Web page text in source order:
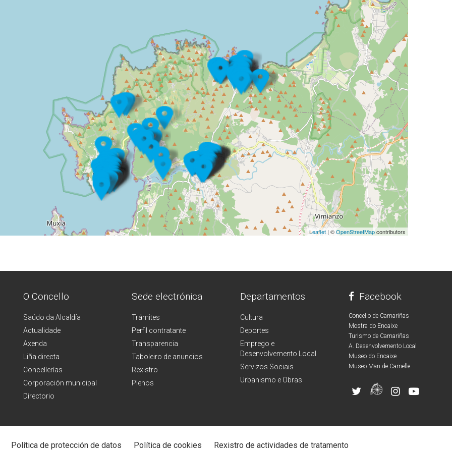
Leaflet | ©OpenStreetMapcontributors
O Concello
Saúdo da Alcaldía
Actualidade
Axenda
Liña directa
Concellerías
Corporación municipal
Directorio
Sede electrónica
Trámites
Perfil contratante
Transparencia
Taboleiro de anuncios
Rexistro
Plenos
Departamentos
Cultura
Deportes
Emprego e
Desenvolvemento Local
Servizos Sociais
Urbanismo e Obras
Facebook
Concello de Camariñas
Mostra do Encaixe
Turismo de Camariñas
A. Desenvolvemento Local
Museo do Encaixe
Museo Man de Camelle
Política de protección de datos Política de cookies Rexistro de actividades de tratamento